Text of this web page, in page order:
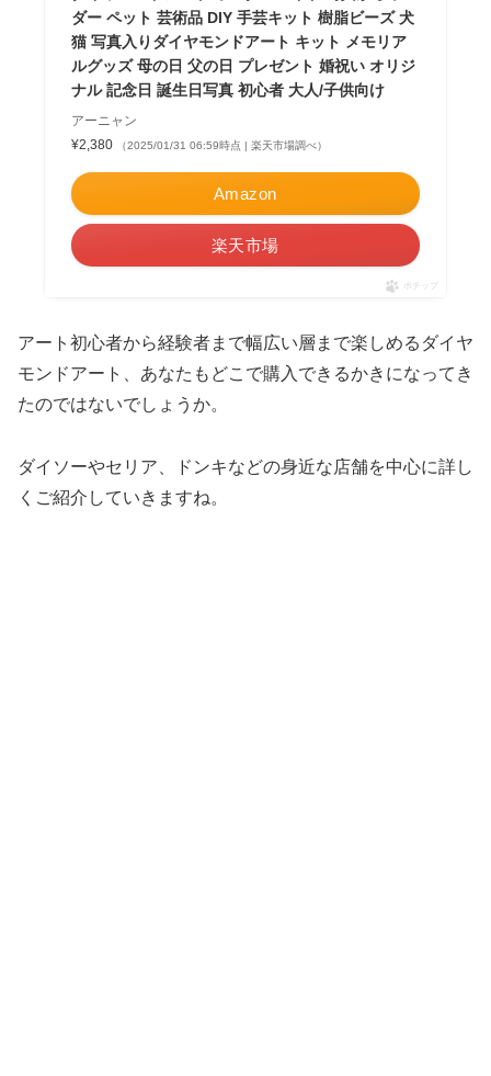
ダー ペット 芸術品 DIY 手芸キット 樹脂ビーズ 犬
猫 写真入りダイヤモンドアート キット メモリア
ルグッズ 母の日 父の日 プレゼント 婚祝い オリジ
ナル 記念日 誕生日写真 初心者 大人/子供向け
アーニャン
¥2,380
（2025/01/31 06:59時点 | 楽天市場調べ）
Amazon
楽天市場
ポチップ
アート初心者から経験者まで幅広い層まで楽しめるダイヤ
モンドアート、あなたもどこで購入できるかきになってき
たのではないでしょうか。
ダイソーやセリア、ドンキなどの身近な店舗を中心に詳し
くご紹介していきますね。